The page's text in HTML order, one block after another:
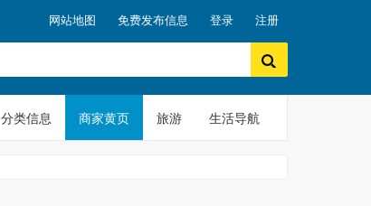
网站地图 免费发布信息 登录 注册
分类信息 商家黄页 旅游 生活导航